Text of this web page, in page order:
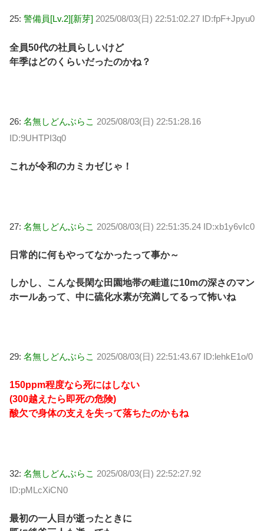
25: 警備員[Lv.2][新芽] 2025/08/03(日) 22:51:02.27 ID:fpF+Jpyu0
全員50代の社員らしいけど
年季はどのくらいだったのかね？
26: 名無しどんぶらこ 2025/08/03(日) 22:51:28.16
ID:9UHTPI3q0
これが令和のカミカゼじゃ！
27: 名無しどんぶらこ 2025/08/03(日) 22:51:35.24 ID:xb1y6vIc0
日常的に何もやってなかったって事か～
しかし、こんな長閑な田園地帯の畦道に10mの深さのマン
ホールあって、中に硫化水素が充満してるって怖いね
29: 名無しどんぶらこ 2025/08/03(日) 22:51:43.67 ID:lehkE1o/0
150ppm程度なら死にはしない
(300越えたら即死の危険)
酸欠で身体の支えを失って落ちたのかもね
32: 名無しどんぶらこ 2025/08/03(日) 22:52:27.92
ID:pMLcXiCN0
最初の一人目が逝ったときに